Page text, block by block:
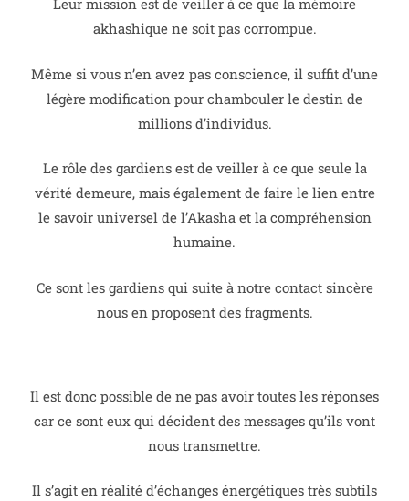
Leur mission est de veiller à ce que la mémoire
akhashique ne soit pas corrompue.
Même si vous n’en avez pas conscience, il suffit d’une
légère modification pour chambouler le destin de
millions d’individus.
Le rôle des gardiens est de veiller à ce que seule la
vérité demeure, mais également de faire le lien entre
le savoir universel de l’Akasha et la compréhension
humaine.
Ce sont les gardiens qui suite à notre contact sincère
nous en proposent des fragments.
Il est donc possible de ne pas avoir toutes les réponses
car ce sont eux qui décident des messages qu’ils vont
nous transmettre.
Il s’agit en réalité d’échanges énergétiques très subtils